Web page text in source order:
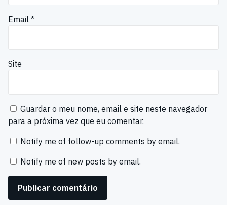
Email *
Site
Guardar o meu nome, email e site neste navegador
para a próxima vez que eu comentar.
Notify me of follow-up comments by email.
Notify me of new posts by email.